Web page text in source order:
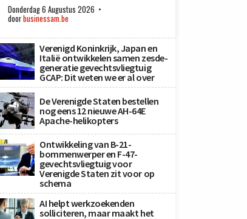
Donderdag 6 Augustus 2026
doorbusinessam.be
Verenigd Koninkrijk, Japan en
Italië ontwikkelen samen zesde-
generatie gevechtsvliegtuig
GCAP: Dit weten we er al over
De Verenigde Staten bestellen
nog eens 12 nieuwe AH-64E
Apache-helikopters
Ontwikkeling van B-21-
bommenwerper en F-47-
gevechtsvliegtuig voor
Verenigde Staten zit voor op
schema
AI helpt werkzoekenden
solliciteren, maar maakt het